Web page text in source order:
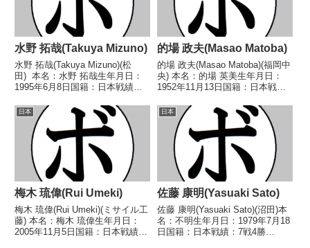
水野 拓哉(Takuya Mizuno)
水野 拓哉(Takuya Mizuno)(松
田) 本名：水野 拓哉生年月日：
1995年6月8日国籍：日本戦績：
イトル】2015年度中日本バンタ
ム級新人王初代日本スーパーバン
タム級ユース王座 【...
的場 政夫(Masao Matoba)
的場 政夫(Masao Matoba)(福岡中
央) 本名：的場 英美生年月日：
1952年11月13日国籍：日本戦
ル】1975年度西部日本ライトフ
ライ級新人王 【戦歴】
1975/03/09 ○4R判定 (採点...
日本
梅木 琉偉(Rui Umeki)
梅木 琉偉(Rui Umeki)(ミサイル工
藤) 本名：梅木 琉偉生年月日：
2005年11月5日国籍：日本戦績：
日本
佐藤 康明(Yasuaki Sato)
佐藤 康明(Yasuaki Sato)(沼田)本
名：不明生年月日：1979年7月18
日国籍：日本戦績：7戦4勝